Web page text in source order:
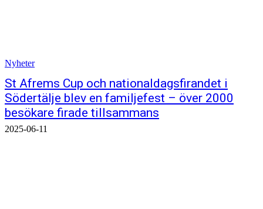
Nyheter
St Afrems Cup och nationaldagsfirandet i
Södertälje blev en familjefest – över 2000
besökare firade tillsammans
2025-06-11